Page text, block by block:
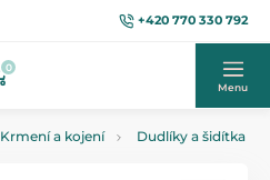
+420 770 330 792
0
Menu
Krmení a kojení Dudlíky a šidítka